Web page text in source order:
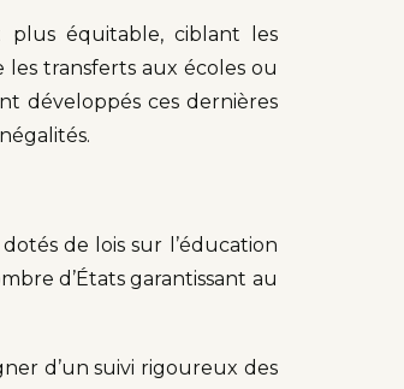
plus équitable, ciblant les
les transferts aux écoles ou
développés ces dernières
de lois sur l’éducation
d’États garantissant au
d’un suivi rigoureux des